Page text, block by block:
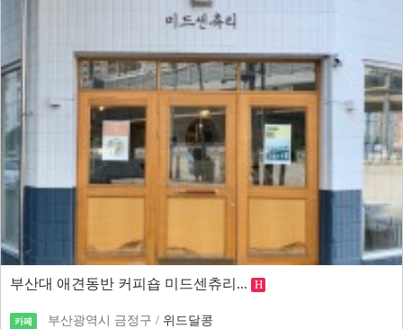
부산대 애견동반 커피숍 미드센츄리... H
카페 부산광역시 금정구 / 위드달콩